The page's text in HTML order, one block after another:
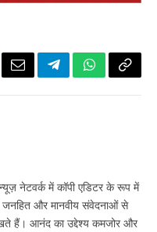
EmailTelegramWhatsApp
Copy
नेटवर्क में कॉपी एडिटर के रूप में
जनहित और मानवीय संवेदनाओं से
हैं। आनंद का उद्देश्य कमजोर और